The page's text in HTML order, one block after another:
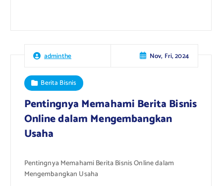
adminthe Nov, Fri, 2024
Berita Bisnis
Pentingnya Memahami Berita Bisnis
Online dalam Mengembangkan
Usaha
Pentingnya Memahami Berita Bisnis Online dalam
Mengembangkan Usaha